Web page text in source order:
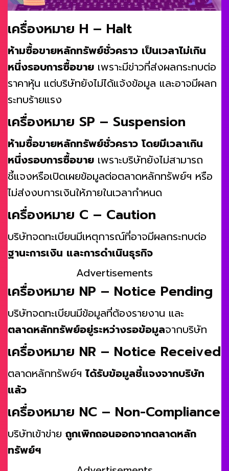
เครื่องหมาย H – Halt
ห้ามซื้อขายหลักทรัพย์ชั่วคราว เป็นเวลาไม่เกิน
หนึ่งรอบการซื้อขาย เพราะมีข่าวที่ส่งผลกระทบต่อ
ราคาหุ้น แต่บริษัทยังไม่ได้แจ้งข้อมูล และอาจมีผลก
ระทบร้ายแรง
เครื่องหมาย SP – Suspension
ห้ามซื้อขายหลักทรัพย์ชั่วคราว โดยมีเวลาเกิน
หนึ่งรอบการซื้อขาย เพราะบริษัทยังไม่สามารถ
ชี้แจงหรือเปิดเผยข้อมูลต่อตลาดหลักทรัพย์ฯ หรือ
ไม่ส่งงบการเงินให้ภายในเวลากำหนด
เครื่องหมาย C – Caution
บริษัทจดทะเบียนมีเหตุการณ์ที่อาจมีผลกระทบต่อ
ฐานะการเงิน และการดำเนินธุรกิจ
Advertisements
เครื่องหมาย NP – Notice Pending
บริษัทจดทะเบียนมีข้อมูลที่ต้องรายงาน และ
ตลาดหลักทรัพย์อยู่ระหว่างรอข้อมูลจากบริษัท
เครื่องหมาย NR – Notice Received
ตลาดหลักทรัพย์ฯ ได้รับข้อมูลชี้แจงจากบริษัท
แล้ว
เครื่องหมาย NC – Non-Compliance
บริษัทเข้าข่าย ถูกเพิกถอนออกจากตลาดหลัก
ทรัพย์ฯ